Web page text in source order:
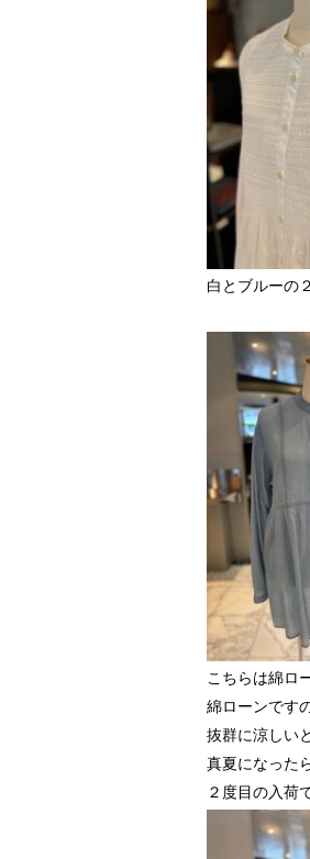
白とブルーの
こちらは綿ロ
綿ローンです
抜群に涼しい
真夏になった
２度目の入荷